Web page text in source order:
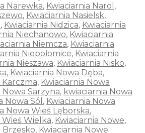
Narewka, Kwiaciarnia Narol ,
, Kwiaciarnia Nasielsk,
, Kwiaciarnia Nidzica, Kwiaciarnia
Niechanowo, Kwiaciarnia
Niemcza, Kwiaciarnia
Niepołomice, Kwiaciarnia
Nieszawa, Kwiaciarnia Nisko,
, Kwiaciarnia Nowa Dęba,
Karczma, Kwiaciarnia Nowa
Nowa Sarzyna, kwiaciarnia Nowa
Nowa Sól , Kwiaciarnia Nowa
Nowa Wieś Lęborska,
Wieś Wielka, Kwiaciarnia Nowe,
Brzesko, Kwiaciarnia Nowe